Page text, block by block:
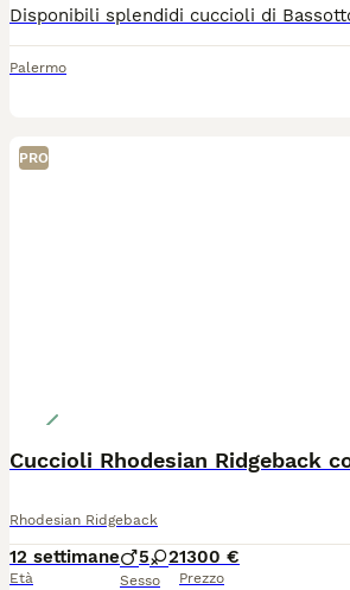
Palermo
PRO
Rhodesian Ridgeback
12 settimane
Età
5 2
Sesso
1300 €
Prezzo